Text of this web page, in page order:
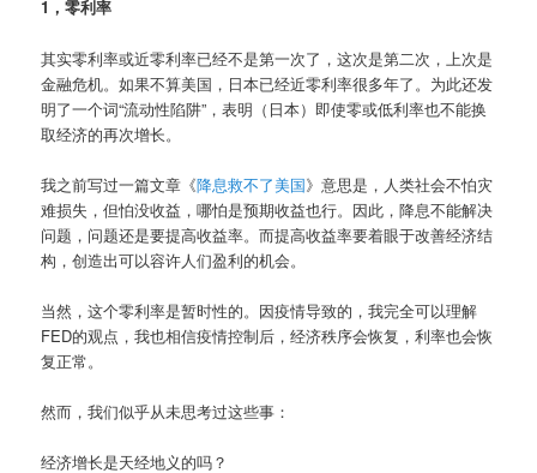
1，零利率
其实零利率或近零利率已经不是第一次了，这次是第二次，上次是
金融危机。如果不算美国，日本已经近零利率很多年了。为此还发
明了一个词“流动性陷阱”，表明（日本）即使零或低利率也不能换
取经济的再次增长。
我之前写过一篇文章《降息救不了美国》意思是，人类社会不怕灾
难损失，但怕没收益，哪怕是预期收益也行。因此，降息不能解决
问题，问题还是要提高收益率。而提高收益率要着眼于改善经济结
构，创造出可以容许人们盈利的机会。
当然，这个零利率是暂时性的。因疫情导致的，我完全可以理解
FED的观点，我也相信疫情控制后，经济秩序会恢复，利率也会恢
复正常。
然而，我们似乎从未思考过这些事：
经济增长是天经地义的吗？